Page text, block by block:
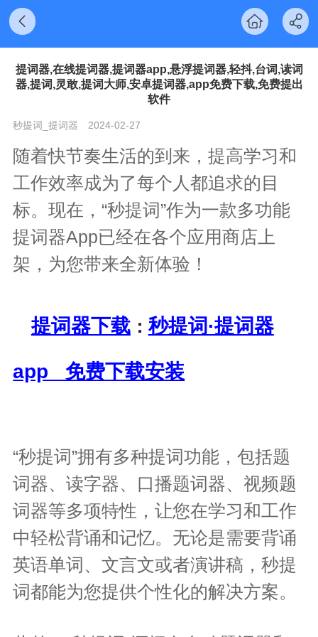
提词器,在线提词器,提词器app,悬浮提词器,轻抖,台词,读词
器,提词,灵敢,提词大师,安卓提词器,app免费下载,免费提出
软件
秒提词_提词器 2024-02-27
随着快节奏生活的到来，提高学习和
工作效率成为了每个人都追求的目
标。现在，“秒提词”作为一款多功能
提词器App已经在各个应用商店上
架，为您带来全新体验！
提词器下载： 秒提词·提词器
app 免费下载安装
“秒提词”拥有多种提词功能，包括题
词器、读字器、口播题词器、视频题
词器等多项特性，让您在学习和工作
中轻松背诵和记忆。无论是需要背诵
英语单词、文言文或者演讲稿，秒提
词都能为您提供个性化的解决方案。